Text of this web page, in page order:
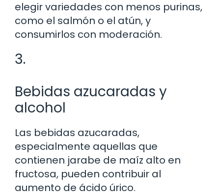
elegir variedades con menos purinas,
como el salmón o el atún, y
consumirlos con moderación.
3.
Bebidas azucaradas y
alcohol
Las bebidas azucaradas,
especialmente aquellas que
contienen jarabe de maíz alto en
fructosa, pueden contribuir al
aumento de ácido úrico.